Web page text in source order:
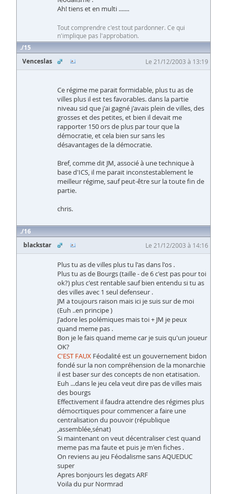
Ah! tiens et en multi .......
Tout comprendre c'est tout pardonner. Ce qui
n'implique pas l'approbation.
15
Venceslas
Le 21/12/2003 à 13:19
Ce régime me parait formidable, plus tu as de
villes plus il est tes favorables. dans la partie
niveau sid que j'ai gagné j'avais plein de villes, des
grosses et des petites, et bien il devait me
rapporter 150 ors de plus par tour que la
démocratie, et cela bien sur sans les
désavantages de la démocratie.
Bref, comme dit JM, associé à une technique à
base d'ICS, il me parait inconstestablement le
meilleur régime, sauf peut-être sur la toute fin de
partie.
chris.
16
blackstar
Le 21/12/2003 à 14:16
Plus tu as de villes plus tu l'as dans l'os .
Plus tu as de Bourgs (taille - de 6 c'est pas pour toi
ok?) plus c'est rentable sauf bien entendu si tu as
des villes avec 1 seul defenseur .
JM a toujours raison mais ici je suis sur de moi
(Euh ..en principe )
J'adore les polémiques mais toi + JM je peux
quand meme pas .
Bon je le fais quand meme car je suis qu'un joueur
OK?
C'EST FAUX Féodalité est un gouvernement bidon
fondé sur la non compréhension de la monarchie
il est baser sur des concepts de non etatisation.
Euh ...dans le jeu cela veut dire pas de villes mais
des bourgs
Effectivement il faudra attendre des régimes plus
démocrtiques pour commencer a faire une
centralisation du pouvoir (république
,assemblée,sénat)
Si maintenant on veut décentraliser c'est quand
meme pas ma faute et puis je m'en fiches .
On reviens au jeu Féodalisme sans AQUEDUC
super
Apres bonjours les degats ARF
Voila du pur Normrad